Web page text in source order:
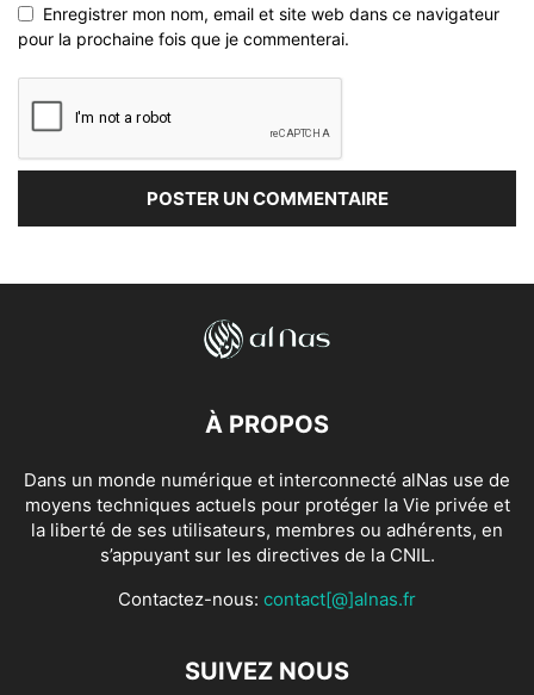
Enregistrer mon nom, email et site web dans ce navigateur
pour la prochaine fois que je commenterai.
À PROPOS
Dans un monde numérique et interconnecté alNas use de
moyens techniques actuels pour protéger la Vie privée et
la liberté de ses utilisateurs, membres ou adhérents, en
s’appuyant sur les directives de la CNIL.
Contactez-nous: contact[@]alnas.fr
SUIVEZ NOUS